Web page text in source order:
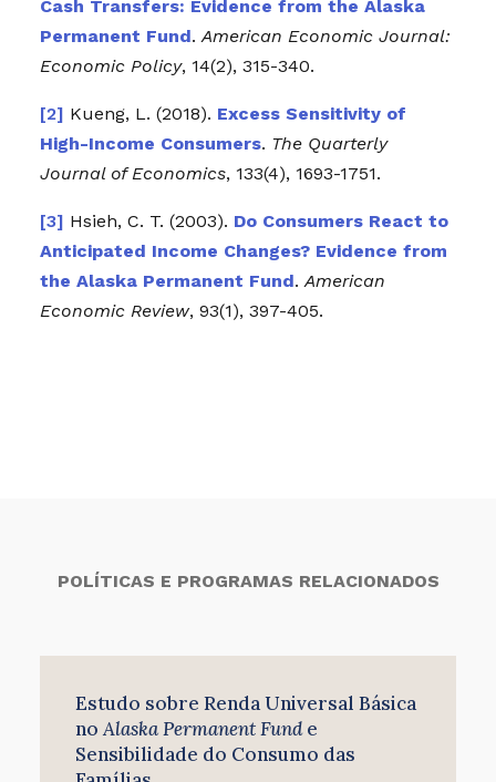
Cash Transfers: Evidence from the Alaska
Permanent Fund. American Economic Journal:
Economic Policy, 14(2), 315-340.
Kueng, L. (2018). Excess Sensitivity of
High-Income Consumers. The Quarterly
Journal of Economics, 133(4), 1693-1751.
Hsieh, C. T. (2003). Do Consumers React to
Anticipated Income Changes? Evidence from
the Alaska Permanent Fund. American
Economic Review, 93(1), 397-405.
POLÍTICAS E PROGRAMAS RELACIONADOS
Estudo sobre Renda Universal Básica
noAlaska Permanent Funde
Sensibilidade do Consumo das